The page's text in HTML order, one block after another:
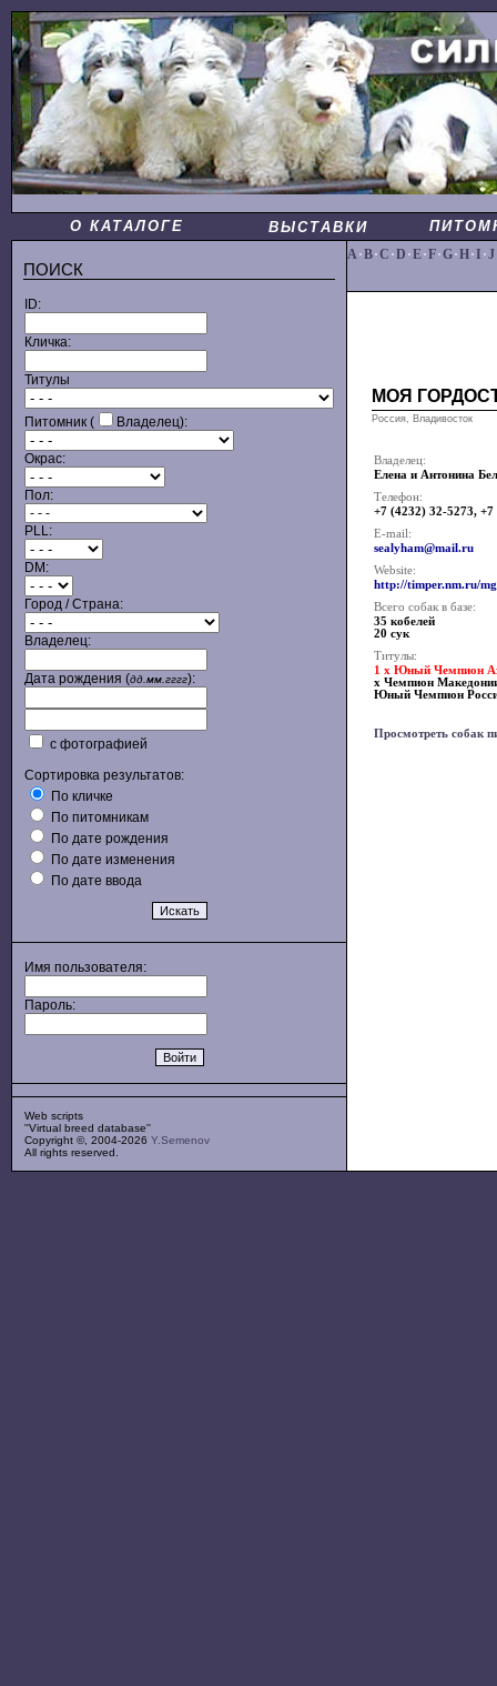
О КАТАЛОГЕ ВЫСТАВКИ
ПОИСК
ID:
Кличка:
Титулы
Питомник ( Владелец):
Окрас:
Пол:
PLL:
DM:
Город / Страна:
Владелец:
Дата рождения (дд.мм.гггг):
с фотографией
Сортировка результатов:
По кличке
По питомникам
По дате рождения
По дате изменения
По дате ввода
Имя пользователя:
Пароль:
Web scripts
''Virtual breed database''
Copyright ©, 2004-2026 Y.Semenov
All rights reserved.
A·B·C ·D ·E·F·G·H·I ·J
МОЯ
Россия, Владивосток
Владелец:
Елена и Антонина
Телефон:
+7 (4232) 32-5273,
E-mail:
sealyham@mail.ru
Website:
http://timper.nm.ru/
Всего собак в базе:
35 кобелей
20 сук
Титулы:
1 x Юный Чемпион
x Чемпион
Юный Чемпион
Просмотреть собак